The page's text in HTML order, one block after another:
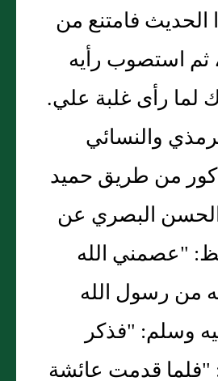
الحديث فامتنع من
ثم استصوب رأيه
لما رأى غلبة علي.
والنسائي
من طريق حميد
البصري عن
"عصمني الله
من رسول الله
وسلم: "فذكر
"فلما قدمت عائشة